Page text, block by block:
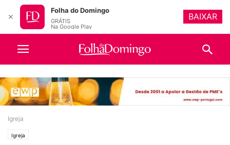
Igreja
Igreja
✕
Folha do Domingo
GRÁTIS
Na Google Play
BAIXAR